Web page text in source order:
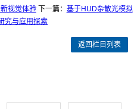
视觉体验下一篇： 基于HUD杂散光模拟
究与应用探索
返回栏目列表